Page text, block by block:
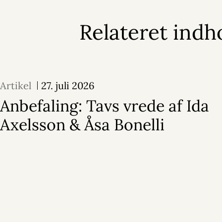
Relateret
Artikel 27. juli 2026
Anbefaling: Tavs vrede af Ida
Axelsson & Åsa Bonelli